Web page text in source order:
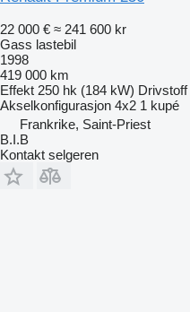
22 000 € ≈ 241 600 kr
Gass lastebil
1998
419 000 km
Effekt 250 hk (184 kW) Drivstoff
Akselkonfigurasjon 4x2 1 kupé
Frankrike, Saint-Priest
B.I.B
Kontakt selgeren